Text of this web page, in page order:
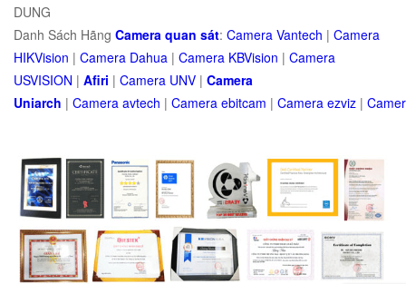
DUNG
Danh Sách Hãng Camera quan sát: Camera Vantech | Camera
HIKVision | Camera Dahua | Camera KBVision | Camera
USVISION | Afiri | Camera UNV | Camera
Uniarch | Camera avtech | Camera ebitcam | Camera ezviz |